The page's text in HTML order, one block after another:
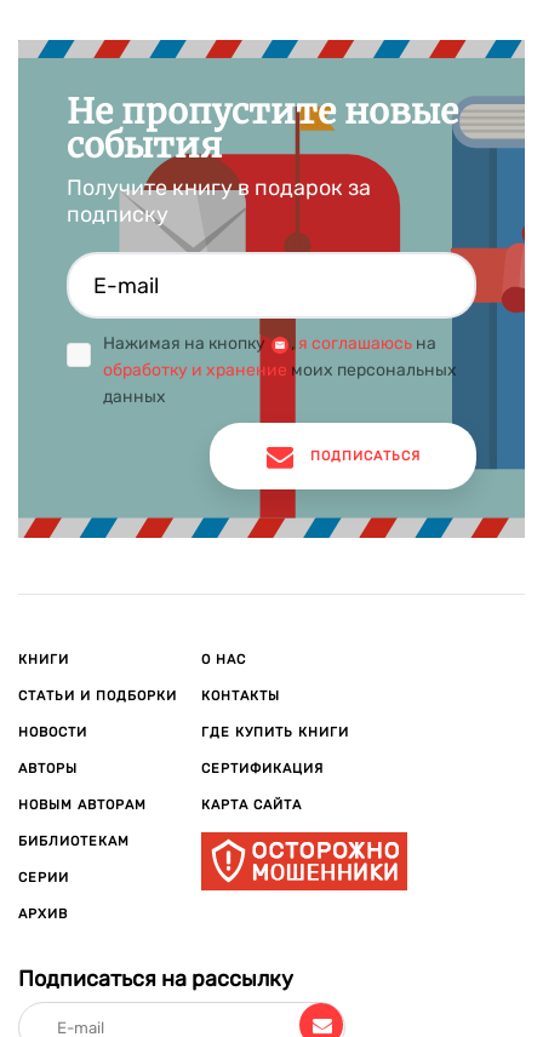
Не пропустите новые
события
Получите книгу в подарок за
подписку
Нажимая на кнопку , я соглашаюсь на
обработку и хранение моих персональных
данных
ПОДПИСАТЬСЯ
КНИГИ
СТАТЬИ И ПОДБОРКИ
НОВОСТИ
АВТОРЫ
НОВЫМ АВТОРАМ
БИБЛИОТЕКАМ
СЕРИИ
АРХИВ
О НАС
КОНТАКТЫ
ГДЕ КУПИТЬ КНИГИ
СЕРТИФИКАЦИЯ
КАРТА САЙТА
Подписаться на рассылку